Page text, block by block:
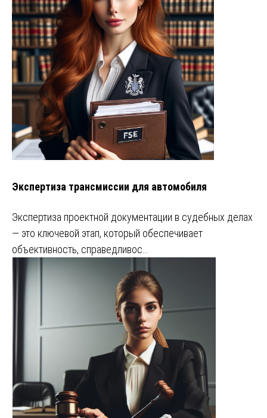
Экспертиза трансмиссии для автомобиля
Экспертиза проектной документации в судебных делах
— это ключевой этап, который обеспечивает
объективность, справедливос…